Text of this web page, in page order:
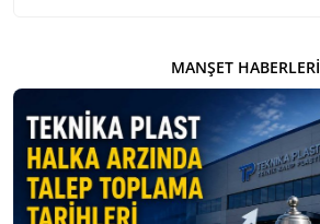
MANŞET HABERLERI